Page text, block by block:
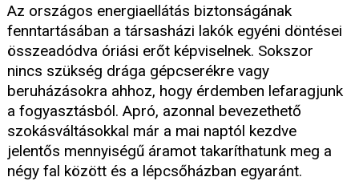
Az országos energiaellátás biztonságának
fenntartásában a társasházi lakók egyéni döntései
összeadódva óriási erőt képviselnek. Sokszor
nincs szükség drága gépcserékre vagy
beruházásokra ahhoz, hogy érdemben lefaragjunk
a fogyasztásból. Apró, azonnal bevezethető
szokásváltásokkal már a mai naptól kezdve
jelentős mennyiségű áramot takaríthatunk meg a
négy fal között és a lépcsőházban egyaránt.